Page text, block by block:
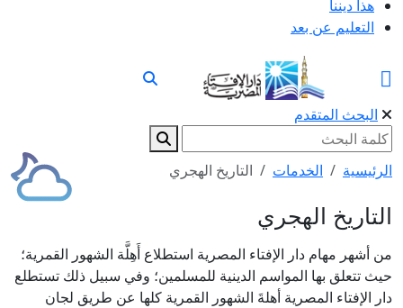
هذا ديننا
التعليم عن بعد
البحث المتقدم
الرئيسية الخدمات التاريخ الهجري
التاريخ الهجري
من أشهر مهام دار الإفتاء المصرية استطلاع أَهِلَّة الشهور القمرية؛
حيث تتعلق بها المواسم الدينية للمسلمين؛ وفي سبيل ذلك تستطلع
دار الإفتاء المصرية أهلةَ الشهور القمرية كلها عن طريق لجان